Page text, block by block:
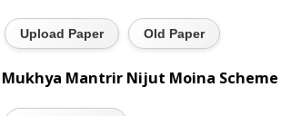
Upload Paper Old Paper
Mukhya Mantrir Nijut Moina Scheme